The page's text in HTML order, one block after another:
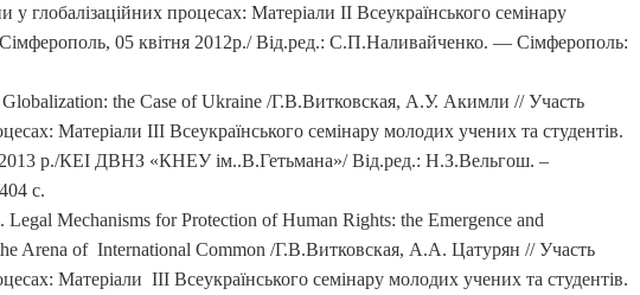
глобалізаційних процесах: Матеріали II Всеукраїнського семінару
05 квітня 2012р./ Від.ред.: С.П.Наливайченко. — Сімферополь:
the Case of Ukraine /Г.В.Витковская, А.У. Акимли // Участь
Матеріали III Всеукраїнського семінару молодих учених та студентів.
р./КЕІ ДВНЗ «КНЕУ ім..В.Гетьмана»/ Від.ред.: Н.З.Вельгош. –
с.
Mechanisms for Protection of Human Rights: the Emergence and
Arena of International Common /Г.В.Витковская, А.А. Цатурян // Участь
Матеріали III Всеукраїнського семінару молодих учених та студентів.